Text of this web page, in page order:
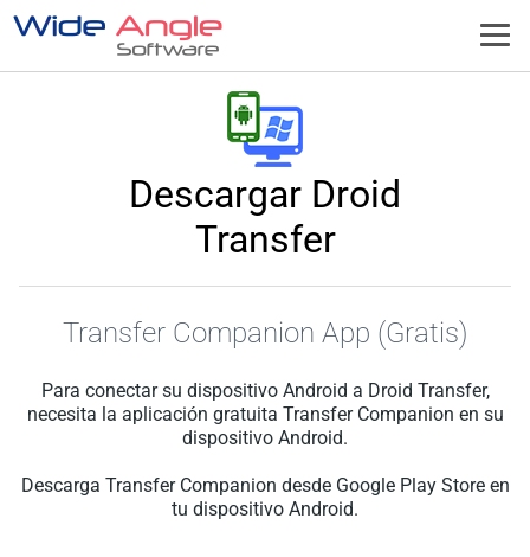
Descargar Droid
Transfer
Transfer Companion App (Gratis)
Para conectar su dispositivo Android a Droid Transfer,
necesita la aplicación gratuita Transfer Companion en su
dispositivo Android.
Descarga Transfer Companion desde Google Play Store en
tu dispositivo Android.